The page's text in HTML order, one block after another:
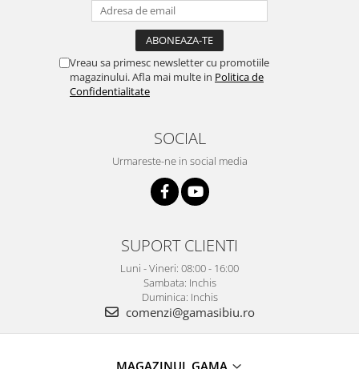
Vreau sa primesc newsletter cu promotiile
magazinului. Afla mai multe in Politica de
Confidentialitate
SOCIAL
Urmareste-ne in social media
SUPORT CLIENTI
Luni - Vineri: 08:00 - 16:00
Sambata: Inchis
Duminica: Inchis
comenzi@gamasibiu.ro
MAGAZINUL GAMA